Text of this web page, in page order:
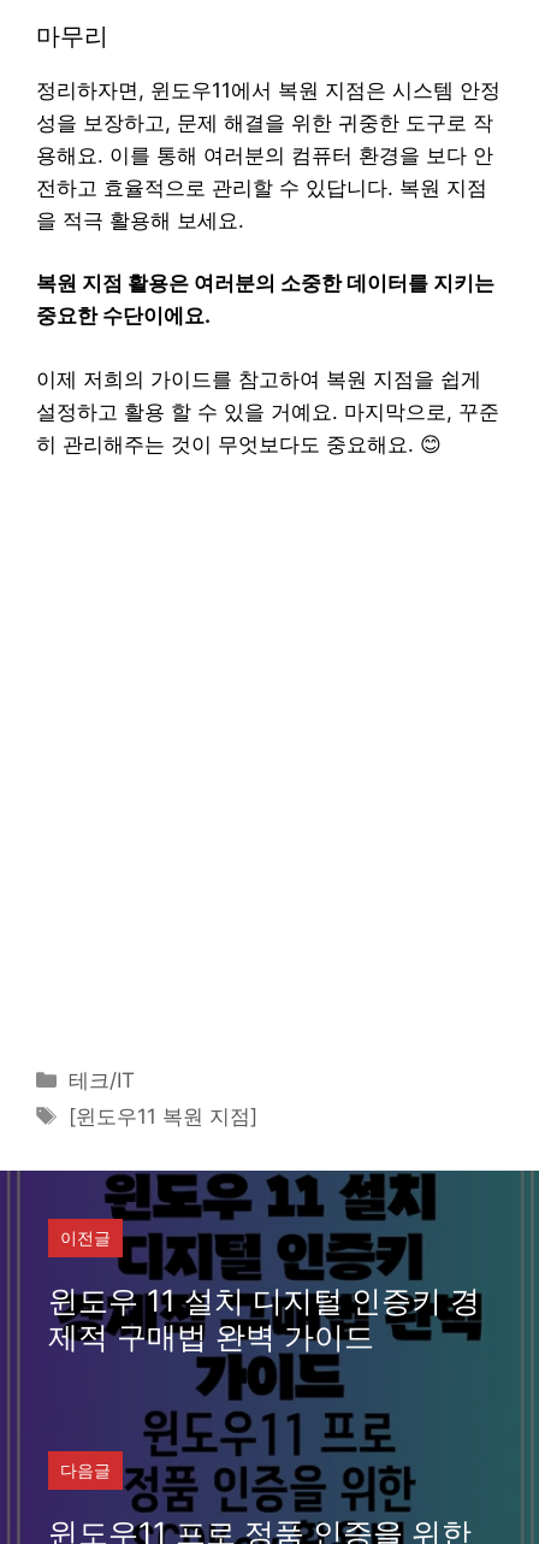
마무리
정리하자면, 윈도우11에서 복원 지점은 시스템 안정
성을 보장하고, 문제 해결을 위한 귀중한 도구로 작
용해요. 이를 통해 여러분의 컴퓨터 환경을 보다 안
전하고 효율적으로 관리할 수 있답니다. 복원 지점
을 적극 활용해 보세요.
복원 지점 활용은 여러분의 소중한 데이터를 지키는
중요한 수단이에요.
이제 저희의 가이드를 참고하여 복원 지점을 쉽게
설정하고 활용 할 수 있을 거예요. 마지막으로, 꾸준
히 관리해주는 것이 무엇보다도 중요해요. 😊
카
테
고
리
테크/IT
태
[윈도우11 복원 지점]
이전글
윈도우 11 설치 디지털 인증키 경
제적 구매법 완벽 가이드
다음글
윈도우11 프로 정품 인증을 위한